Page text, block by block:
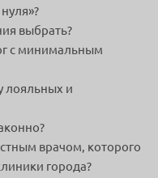
выбрать?
с минимальным
лояльных и
врачом, которого
города?